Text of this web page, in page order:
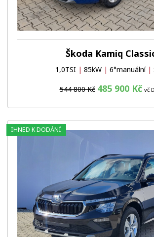
Škoda Kamiq
1,0TSI | 85kW | 6°manuální |
544 800 Kč 485 900 Kč vč
IHNED K DODÁNÍ